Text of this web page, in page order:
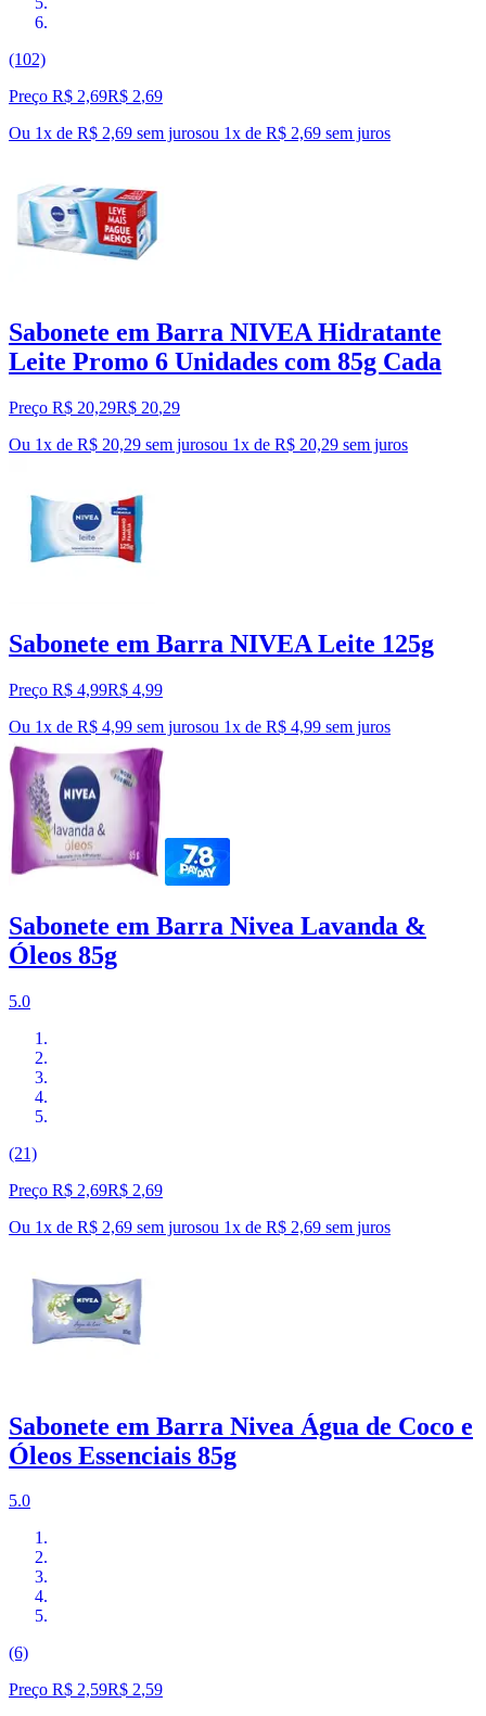
(102)
Preço R$ 2,69R$ 2,69
Ou 1x de R$ 2,69 sem jurosou 1x de R$ 2,69 sem juros
Sabonete em Barra NIVEA Hidratante
Leite Promo 6 Unidades com 85g Cada
Preço R$ 20,29R$ 20,29
Ou 1x de R$ 20,29 sem jurosou 1x de R$ 20,29 sem juros
Sabonete em Barra NIVEA Leite 125g
Preço R$ 4,99R$ 4,99
Ou 1x de R$ 4,99 sem jurosou 1x de R$ 4,99 sem juros
Sabonete em Barra Nivea Lavanda &
Óleos 85g
5.0
(21)
Preço R$ 2,69R$ 2,69
Ou 1x de R$ 2,69 sem jurosou 1x de R$ 2,69 sem juros
Sabonete em Barra Nivea Água de Coco e
Óleos Essenciais 85g
5.0
(6)
Preço R$ 2,59R$ 2,59